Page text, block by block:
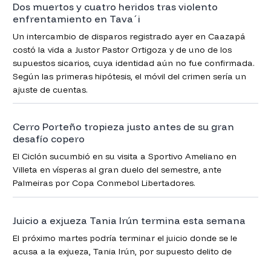
Dos muertos y cuatro heridos tras violento
enfrentamiento en Tava´i
Un intercambio de disparos registrado ayer en Caazapá
costó la vida a Justor Pastor Ortigoza y de uno de los
supuestos sicarios, cuya identidad aún no fue confirmada.
Según las primeras hipótesis, el móvil del crimen sería un
ajuste de cuentas.
Cerro Porteño tropieza justo antes de su gran
desafío copero
El Ciclón sucumbió en su visita a Sportivo Ameliano en
Villeta en vísperas al gran duelo del semestre, ante
Palmeiras por Copa Conmebol Libertadores.
Juicio a exjueza Tania Irún termina esta semana
El próximo martes podría terminar el juicio donde se le
acusa a la exjueza, Tania Irún, por supuesto delito de